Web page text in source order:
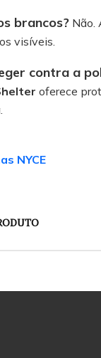
brancos? Não.
visíveis.
contra a
oferece
NYCE